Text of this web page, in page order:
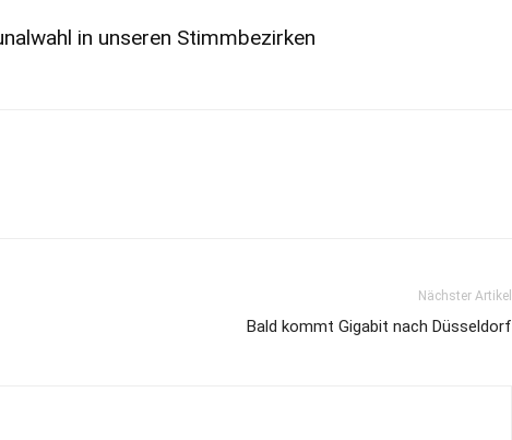
in unseren Stimmbezirken
Nächster Artikel
Bald kommt Gigabit nach Düsseldorf